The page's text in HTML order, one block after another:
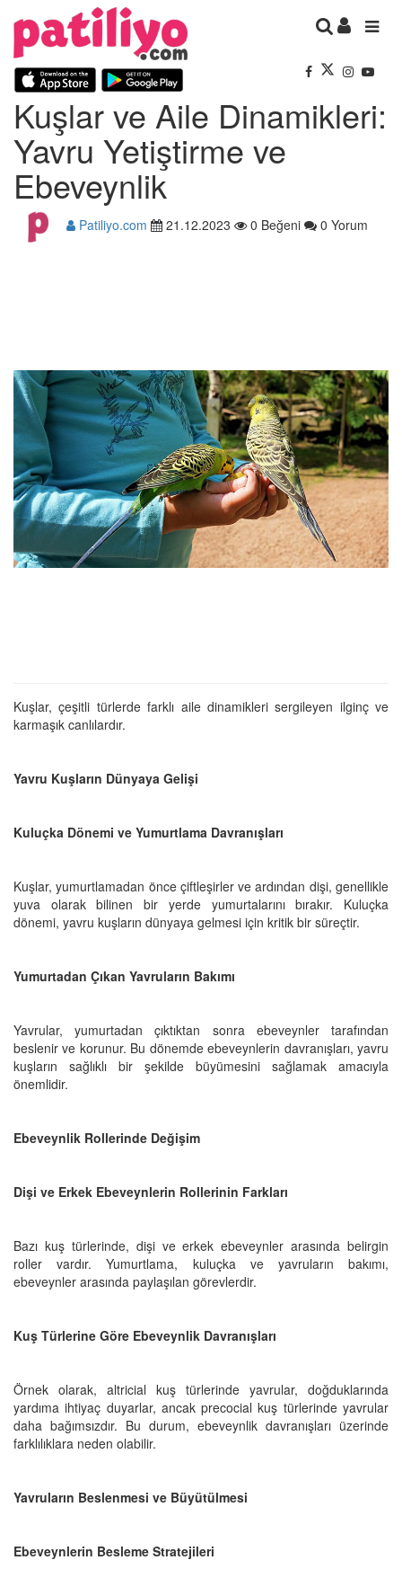
Kuşlar ve Aile Dinamikleri:
Yavru Yetiştirme ve
Ebeveynlik
Patiliyo.com 21.12.2023 0 Beğeni 0 Yorum
Kuşlar, çeşitli türlerde farklı aile dinamikleri sergileyen ilginç ve
karmaşık canlılardır.
Yavru Kuşların Dünyaya Gelişi
Kuluçka Dönemi ve Yumurtlama Davranışları
Kuşlar, yumurtlamadan önce çiftleşirler ve ardından dişi, genellikle
yuva olarak bilinen bir yerde yumurtalarını bırakır. Kuluçka
dönemi, yavru kuşların dünyaya gelmesi için kritik bir süreçtir.
Yumurtadan Çıkan Yavruların Bakımı
Yavrular, yumurtadan çıktıktan sonra ebeveynler tarafından
beslenir ve korunur. Bu dönemde ebeveynlerin davranışları, yavru
kuşların sağlıklı bir şekilde büyümesini sağlamak amacıyla
önemlidir.
Ebeveynlik Rollerinde Değişim
Dişi ve Erkek Ebeveynlerin Rollerinin Farkları
Bazı kuş türlerinde, dişi ve erkek ebeveynler arasında belirgin
roller vardır. Yumurtlama, kuluçka ve yavruların bakımı,
ebeveynler arasında paylaşılan görevlerdir.
Kuş Türlerine Göre Ebeveynlik Davranışları
Örnek olarak, altricial kuş türlerinde yavrular, doğduklarında
yardıma ihtiyaç duyarlar, ancak precocial kuş türlerinde yavrular
daha bağımsızdır. Bu durum, ebeveynlik davranışları üzerinde
farklılıklara neden olabilir.
Yavruların Beslenmesi ve Büyütülmesi
Ebeveynlerin Besleme Stratejileri